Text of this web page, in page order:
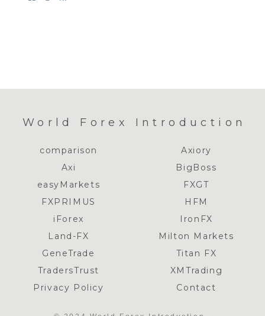
World Forex Introduction
comparison
Axiory
Axi
BigBoss
easyMarkets
FXGT
FXPRIMUS
HFM
iForex
IronFX
Land-FX
Milton Markets
GeneTrade
Titan FX
TradersTrust
XMTrading
Privacy Policy
Contact